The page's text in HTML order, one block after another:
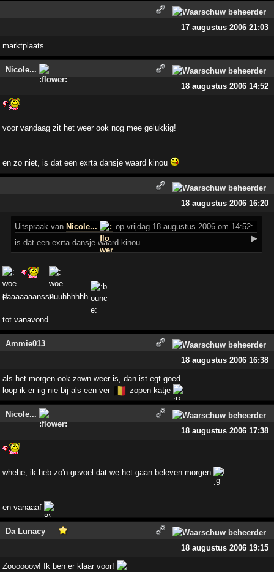
17 augustus 2006 21:03
marktplaats
Nicole...
18 augustus 2006 14:52
voor vandaag zit het weer ook nog mee gelukkig!
en zo niet, is dat een exrta dansje waard kinou
18 augustus 2006 16:20
Uitspraak vanNicole...
op vrijdag 18 augustus 2006 om 14:52:
▶
is dat een exrta dansje waard kinou
daaaaaaanssuuuhhhhhh
tot vanavond
Ammie013
18 augustus 2006 16:38
als het morgen ook zown weer is, dan ist egt goed
loop ik er iig nie bij als een ver
🇧🇪 zopen katje
Nicole...
18 augustus 2006 17:38
whehe, ik heb zo'n gevoel dat we het gaan beleven morgen !
en vanaaaf
Da Lunacy
18 augustus 2006 19:15
Zoooooow! Ik ben er klaar voor!